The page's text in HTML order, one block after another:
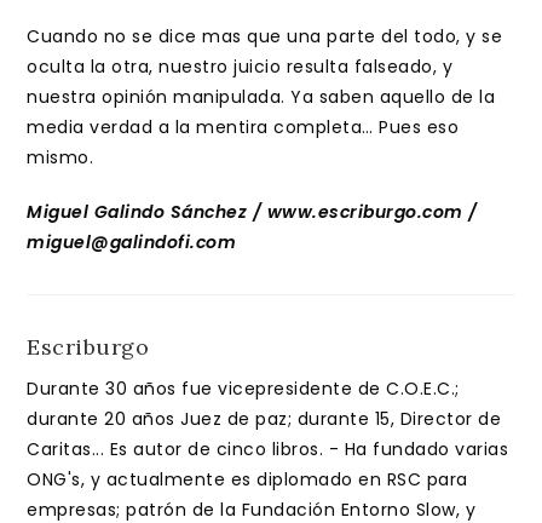
Cuando no se dice mas que una parte del todo, y se
oculta la otra, nuestro juicio resulta falseado, y
nuestra opinión manipulada. Ya saben aquello de la
media verdad a la mentira completa… Pues eso
mismo.
Miguel Galindo Sánchez / www.escriburgo.com /
miguel@galindofi.com
Escriburgo
Durante 30 años fue vicepresidente de C.O.E.C.;
durante 20 años Juez de paz; durante 15, Director de
Caritas... Es autor de cinco libros. - Ha fundado varias
ONG's, y actualmente es diplomado en RSC para
empresas; patrón de la Fundación Entorno Slow, y